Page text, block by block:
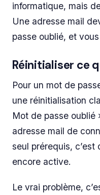
informatique, mais
Une adresse mail
passe oublié, et
Réinitialiser ce
Pour un mot de
une réinitialisation
Mot de passe oublié
adresse mail de
seul prérequis,
encore active.
Le vrai problème,